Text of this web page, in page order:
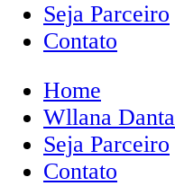
Seja Parceiro
Contato
Home
Wllana
Seja Parceiro
Contato